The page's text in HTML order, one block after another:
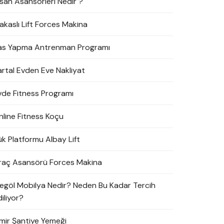
Lift Forces Makina
Yapma Antrenman Programı
Evden Eve Nakliyat
Fitness Programı
Fitness Koçu
Platformu Albay Lift
Asansörü Forces Makina
Mobilya Nedir? Neden Bu Kadar Tercih
Şantiye Yemeği